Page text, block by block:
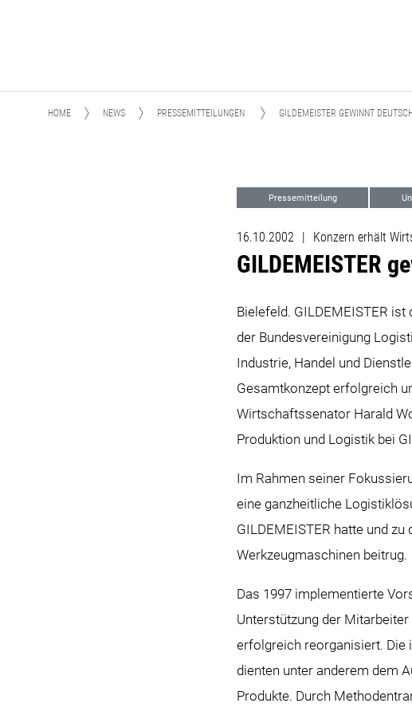
HOME NEWS PRESSEMITTEILUNGEN GILDEMEISTER GEWINNT
Pressemitteilung
16.10.2002 | Konzern erhält
GILDEMEISTER
Bielefeld. GILDEMEISTER
der Bundesvereinigung
Industrie, Handel und
Gesamtkonzept erfolgreich
Wirtschaftssenator Harald
Produktion und Logistik bei
Im Rahmen seiner
eine ganzheitliche
GILDEMEISTER hatte und
Werkzeugmaschinen beitrug.
Das 1997 implementierte
Unterstützung der
erfolgreich reorganisiert. Die
dienten unter anderem dem
Produkte. Durch